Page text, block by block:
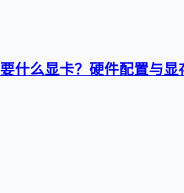
什么显卡？硬件配置与显